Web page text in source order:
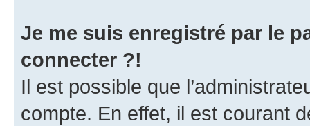
Je me suis enregistré par le
connecter ?!
Il est possible que
compte. En effet, il est courant